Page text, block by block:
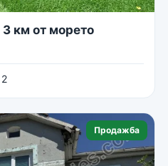
км от морето
Продажба